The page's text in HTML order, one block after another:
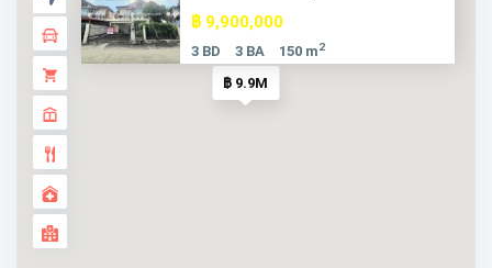
฿ 9.9M
฿ 9,900,000
3 BD 3 BA 150 m2